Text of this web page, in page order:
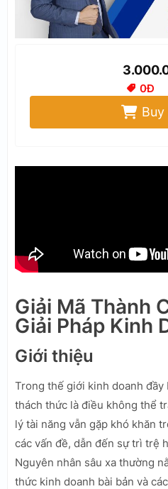
0Đ
Giải Mã Thành
Giải Pháp Kinh
Giới thiệu
Trong thế giới kinh doanh
thách thức là điều không thể
lý tài năng vẫn gặp khó khăn
các vấn đề, dẫn đến sự trì trệ
Nguyên nhân sâu xa thường
thức kinh doanh bài bản và